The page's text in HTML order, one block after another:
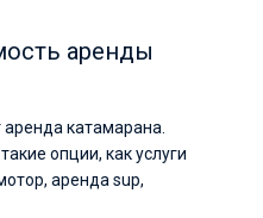
аренды
катамарана.
опции, как услуги
аренда sup,